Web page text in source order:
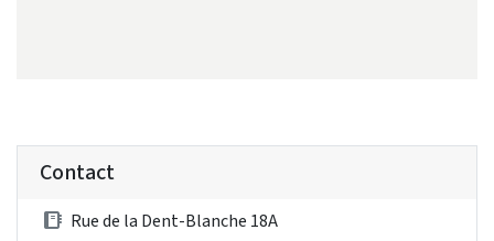
Contact
Rue de la Dent-Blanche 18A